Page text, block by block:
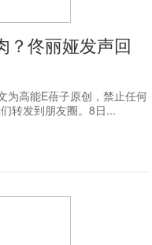
？佟丽娅发声回
为高能E蓓子原创，禁止任何
转发到朋友圈。8日...